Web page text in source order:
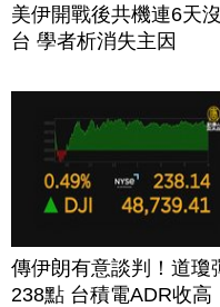
美伊開戰後共機連6天
台 學者析消失主因
傳伊朗有意談判！道瓊
238點 台積電ADR收高